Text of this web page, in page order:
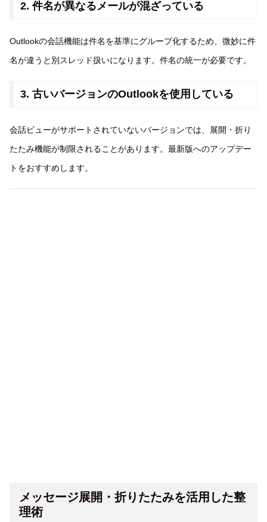
2. 件名が異なるメールが混ざっている
Outlookの会話機能は件名を基準にグループ化するため、微妙に件
名が違うと別スレッド扱いになります。件名の統一が必要です。
3. 古いバージョンのOutlookを使用している
会話ビューがサポートされていないバージョンでは、展開・折り
たたみ機能が制限されることがあります。最新版へのアップデー
トをおすすめします。
メッセージ展開・折りたたみを活用した整
理術